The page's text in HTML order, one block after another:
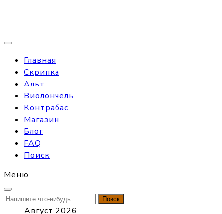
Главная
Скрипка
Альт
Виолончель
Контрабас
Магазин
Блог
FAQ
Поиск
Меню
Найти:
Август 2026